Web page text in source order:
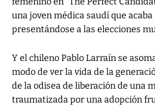
una joven médica saudí que acaba
presentándose a las elecciones
Y el chileno Pablo Larraín se
modo de ver la vida de la
de la odisea de liberación de una
traumatizada por una adopción